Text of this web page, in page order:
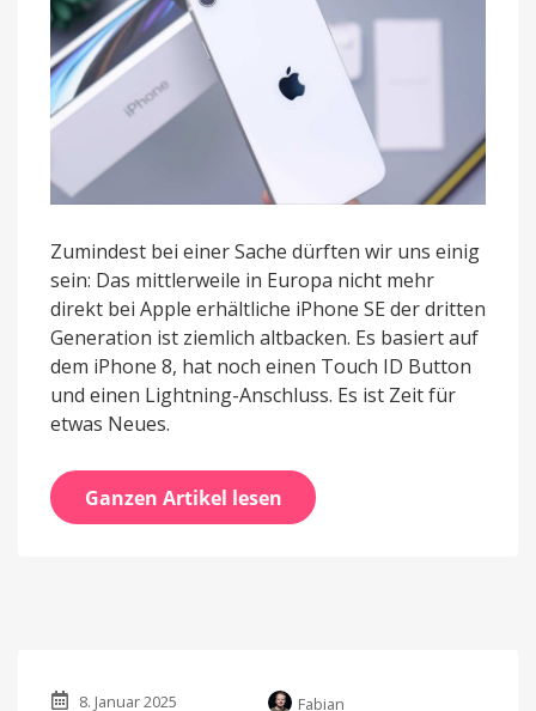
Zumindest bei einer Sache dürften wir uns einig
sein: Das mittlerweile in Europa nicht mehr
direkt bei Apple erhältliche iPhone SE der dritten
Generation ist ziemlich altbacken. Es basiert auf
dem iPhone 8, hat noch einen Touch ID Button
und einen Lightning-Anschluss. Es ist Zeit für
etwas Neues.
Ganzen Artikel lesen
8. Januar 2025
Fabian